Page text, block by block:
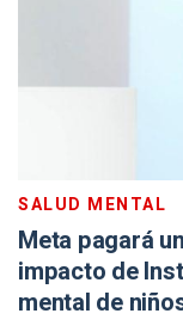
SALUD MENTAL
Meta pagará
impacto de
mental de